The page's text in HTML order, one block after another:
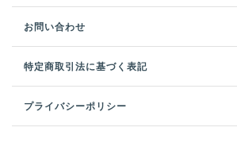
お問い合わせ
特定商取引法に基づく表記
プライバシーポリシー